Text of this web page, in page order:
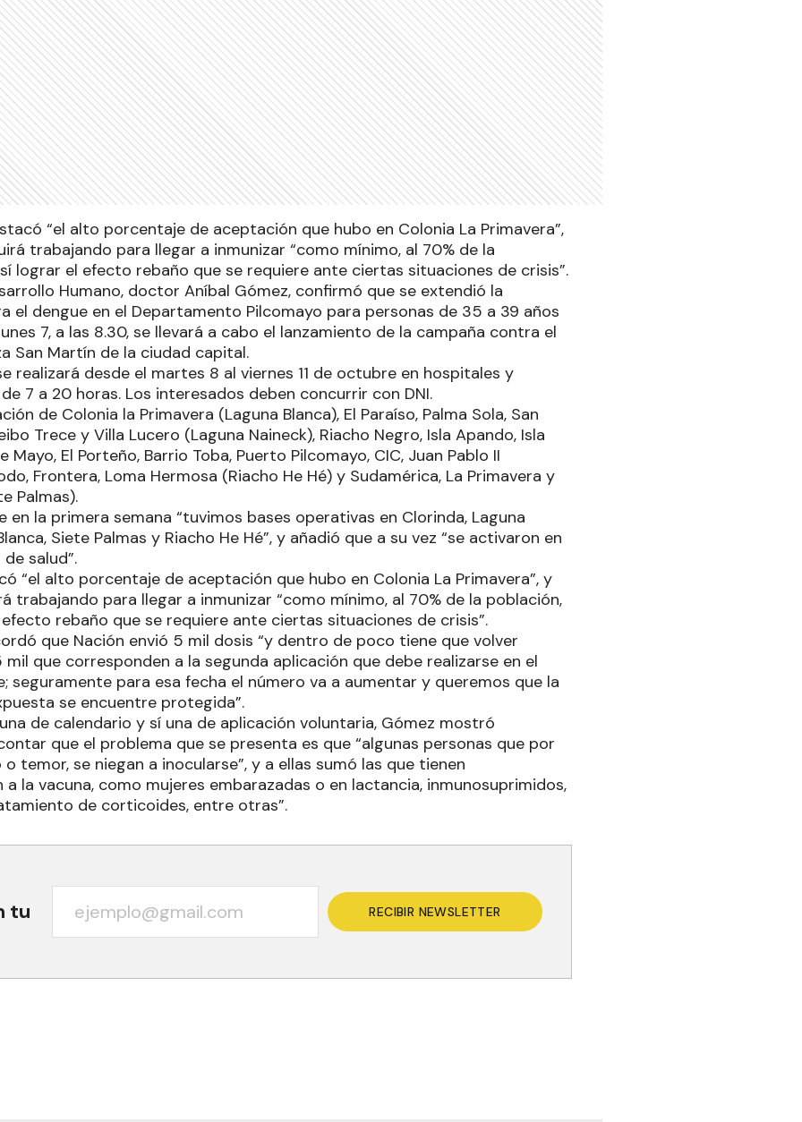
“el alto porcentaje de aceptación que hubo en Colonia La Primavera”,
trabajando para llegar a inmunizar “como mínimo, al 70% de la
lograr el efecto rebaño que se requiere ante ciertas situaciones de crisis”.
Humano, doctor Aníbal Gómez, confirmó que se extendió la
el dengue en el Departamento Pilcomayo para personas de 35 a 39 años
7, a las 8.30, se llevará a cabo el lanzamiento de la campaña contra el
San Martín de la ciudad capital.
realizará desde el martes 8 al viernes 11 de octubre en hospitales y
7 a 20 horas. Los interesados deben concurrir con DNI.
de Colonia la Primavera (Laguna Blanca), El Paraíso, Palma Sola, San
Trece y Villa Lucero (Laguna Naineck), Riacho Negro, Isla Apando, Isla
Mayo, El Porteño, Barrio Toba, Puerto Pilcomayo, CIC, Juan Pablo II
Frontera, Loma Hermosa (Riacho He Hé) y Sudamérica, La Primavera y
Palmas).
en la primera semana “tuvimos bases operativas en Clorinda, Laguna
Siete Palmas y Riacho He Hé”, y añadió que a su vez “se activaron en
salud”.
“el alto porcentaje de aceptación que hubo en Colonia La Primavera”, y
trabajando para llegar a inmunizar “como mínimo, al 70% de la población,
rebaño que se requiere ante ciertas situaciones de crisis”.
que Nación envió 5 mil dosis “y dentro de poco tiene que volver
que corresponden a la segunda aplicación que debe realizarse en el
seguramente para esa fecha el número va a aumentar y queremos que la
se encuentre protegida”.
de calendario y sí una de aplicación voluntaria, Gómez mostró
que el problema que se presenta es que “algunas personas que por
temor, se niegan a inocularse”, y a ellas sumó las que tienen
la vacuna, como mujeres embarazadas o en lactancia, inmunosuprimidos,
de corticoides, entre otras”.
tu RECIBIR NEWSLETTER